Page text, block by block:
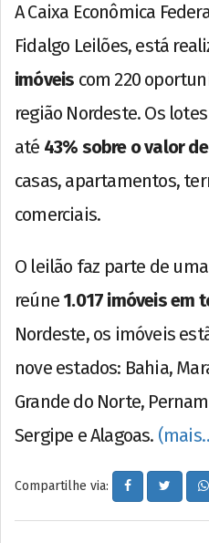
A Caixa Econômica
Fidalgo Leilões, está
imóveis com 220
região Nordeste. Os
até 43% sobre o valor
casas, apartamentos,
comerciais.
O leilão faz parte de
reúne 1.017 imóveis em
Nordeste, os imóveis
nove estados: Bahia,
Grande do Norte,
Sergipe e Alagoas.
Compartilhe via: